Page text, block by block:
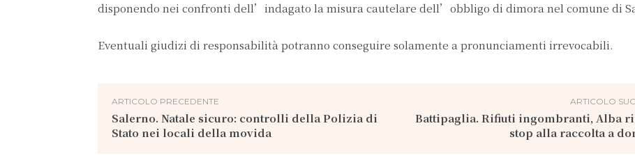
disponendo nei confronti dell’indagato la misura cautelare dell’obbligo di dimora nel comune di
Eventuali giudizi di responsabilità potranno conseguire solamente a pronunciamenti irrevocabili.
ARTICOLO PRECEDENTE
Salerno. Natale sicuro: controlli della Polizia di
Stato nei locali della movida
ARTICOLO
Battipaglia. Rifiuti ingombranti, Alba
stop alla raccolta a